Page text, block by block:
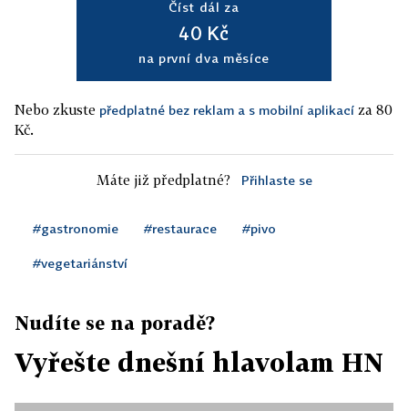
Číst dál za
40 Kč
na první dva měsíce
Nebo zkuste předplatné bez reklam a s mobilní aplikací za 80
Kč.
Máte již předplatné? Přihlaste se
#gastronomie #restaurace #pivo
#vegetariánství
Nudíte se na poradě?
Vyřešte dnešní hlavolam HN